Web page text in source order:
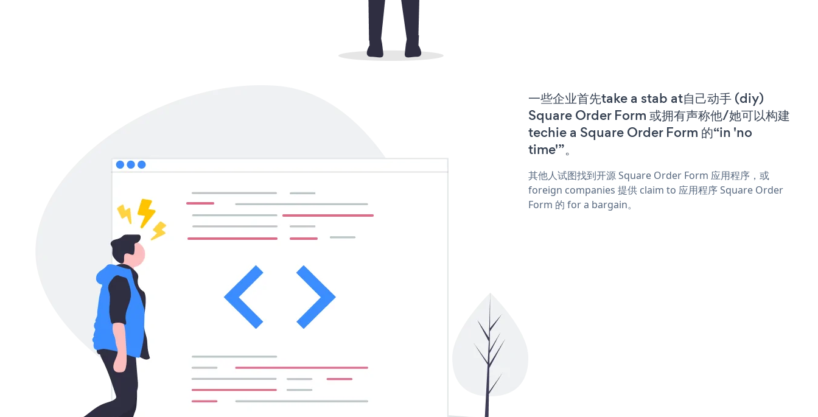
一些企业首先take a stab at自己动手 (diy)
Square Order Form 或拥有声称他/她可以构建
techie a Square Order Form 的“in 'no
time'”。
其他人试图找到开源 Square Order Form 应用程序，或
foreign companies 提供 claim to 应用程序 Square Order
Form 的 for a bargain。